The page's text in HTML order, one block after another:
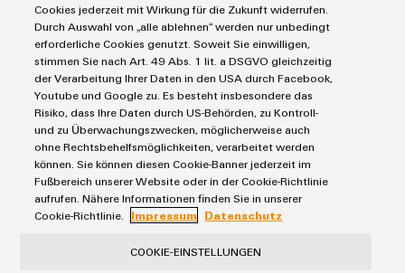
Produits
Blocs de jonction
Blocs de jonction enfichables pour circuit imprimé
Protection contre la foudre et les surtensions
Commandes et Edge
Outils d'ingénierie et de visualisation
Outils professionnels
Solutions
Automatisation décentralisée
Solutions de gestion énergétique
IoT industriel
E-mobilité
Service
Rails de raccordement équipés
Boîtiers modifiés et équipés
Marchés et industries
Machine et Automatisation d'usines
Cookies jederzeit mit Wirkung für die Zukunft widerrufen.
Durch Auswahl von „alle ablehnen“ werden nur unbedingt
erforderliche Cookies genutzt. Soweit Sie einwilligen,
stimmen Sie nach Art. 49 Abs. 1 lit. a DSGVO gleichzeitig
der Verarbeitung Ihrer Daten in den USA durch Facebook,
Youtube und Google zu. Es besteht insbesondere das
Risiko, dass Ihre Daten durch US-Behörden, zu Kontroll-
und zu Überwachungszwecken, möglicherweise auch
ohne Rechtsbehelfsmöglichkeiten, verarbeitet werden
können. Sie können diesen Cookie-Banner jederzeit im
Fußbereich unserer Website oder in der Cookie-Richtlinie
aufrufen. Nähere Informationen finden Sie in unserer
Cookie-Richtlinie.
Impressum Datenschutz
COOKIE-EINSTELLUNGEN